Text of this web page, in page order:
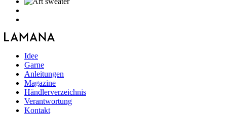
Idee
Garne
Anleitungen
Magazine
Händlerverzeichnis
Verantwortung
Kontakt